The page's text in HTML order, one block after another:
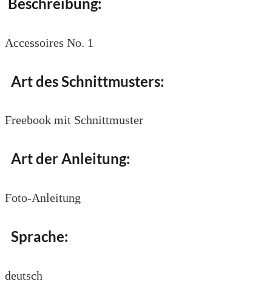
Accessoires No. 1
Art des Schnittmusters:
Freebook mit Schnittmuster
Art der Anleitung:
Foto-Anleitung
Sprache:
deutsch